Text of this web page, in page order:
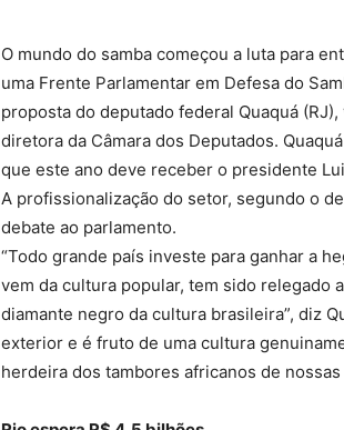
O mundo do samba começou a luta para
uma Frente Parlamentar em Defesa do
proposta do deputado federal Quaquá
diretora da Câmara dos Deputados.
que este ano deve receber o presidente
A profissionalização do setor, segundo o
debate ao parlamento.
“Todo grande país investe para ganhar a
vem da cultura popular, tem sido relegado
diamante negro da cultura brasileira”, diz
exterior e é fruto de uma cultura
herdeira dos tambores africanos de nossas